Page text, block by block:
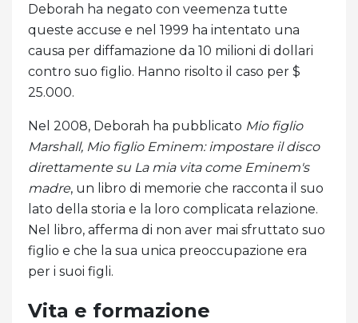
Deborah ha negato con veemenza tutte
queste accuse e nel 1999 ha intentato una
causa per diffamazione da 10 milioni di dollari
contro suo figlio. Hanno risolto il caso per $
25.000.
Nel 2008, Deborah ha pubblicato Mio figlio
Marshall, Mio figlio Eminem: impostare il disco
direttamente su La mia vita come Eminem's
madre, un libro di memorie che racconta il suo
lato della storia e la loro complicata relazione.
Nel libro, afferma di non aver mai sfruttato suo
figlio e che la sua unica preoccupazione era
per i suoi figli.
Vita e formazione